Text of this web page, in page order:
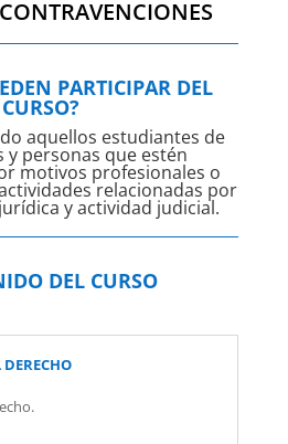
PARTICIPAR DEL
CURSO?
aquellos estudiantes de
y personas que estén
motivos profesionales o
relacionadas por
y actividad judicial.
DEL CURSO